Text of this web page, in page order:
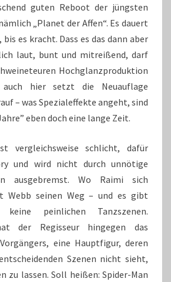
guten Reboot der jüngsten
„Planet der Affen“. Es dauert
es kracht. Dass es das dann aber
laut, bunt und mitreißend, darf
Hochglanzproduktion
hier setzt die Neuauflage
– was Spezialeffekte angeht, sind
eben doch eine lange Zeit.
vergleichsweise schlicht, dafür
und wird nicht durch unnötige
ausgebremst. Wo Raimi sich
Webb seinen Weg – und es gibt
keine peinlichen Tanzszenen.
der Regisseur hingegen das
eine Hauptfigur, deren
Szenen nicht sieht,
zu lassen. Soll heißen: Spider-Man